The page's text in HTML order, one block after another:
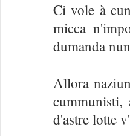
Ci vole à
micca
dumanda
Allora
d'astre lotte